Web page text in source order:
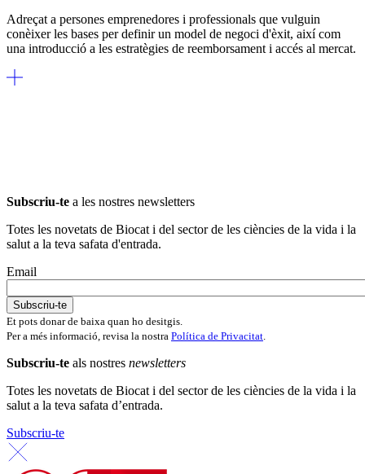
Adreçat a persones emprenedores i professionals que vulguin
conèixer les bases per definir un model de negoci d'èxit, així com
una introducció a les estratègies de reemborsament i accés al mercat.
Subscriu-te a les nostres newsletters
Totes les novetats de Biocat i del sector de les ciències de la vida i la
salut a la teva safata d'entrada.
Email
Et pots donar de baixa quan ho desitgis.
Per a més informació, revisa la nostra Política de Privacitat.
Subscriu-te als nostres newsletters
Totes les novetats de Biocat i del sector de les ciències de la vida i la
salut a la teva safata d’entrada.
Subscriu-te